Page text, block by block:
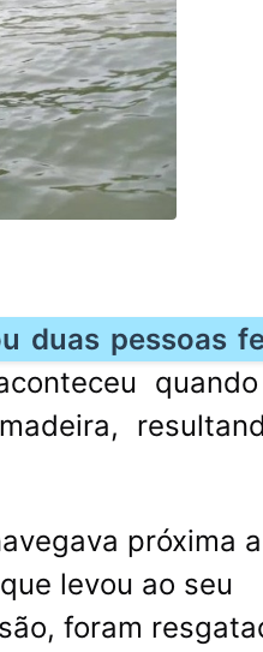
duas pessoas
próxima
levou ao seu
foram